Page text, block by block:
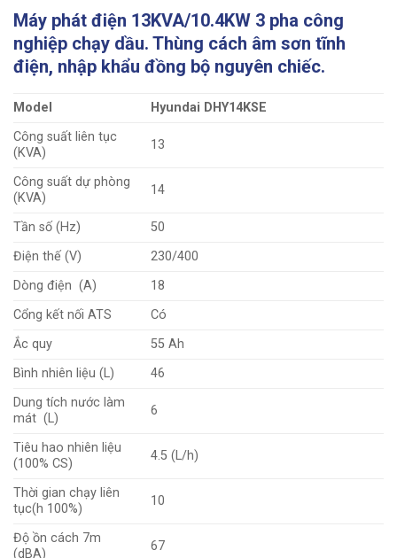
Máy phát điện 13KVA/10.4KW 3 pha công
nghiệp chạy dầu. Thùng cách âm sơn tĩnh
điện, nhập khẩu đồng bộ nguyên chiếc.
Model
Hyundai DHY14KSE
Công suất liên tục
(KVA)
13
Công suất dự phòng
(KVA)
14
Tần số (Hz)
50
Điện thế (V)
230/400
Dòng điện (A)
18
Cổng kết nối ATS
Có
Ắc quy
55 Ah
Bình nhiên liệu (L)
46
Dung tích nước làm
mát (L)
6
Tiêu hao nhiên liệu
(100% CS)
4.5 (L/h)
Thời gian chạy liên
tục(h 100%)
10
Độ ồn cách 7m
(dBA)
67